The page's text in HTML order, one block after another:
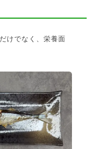
けでなく、栄養面